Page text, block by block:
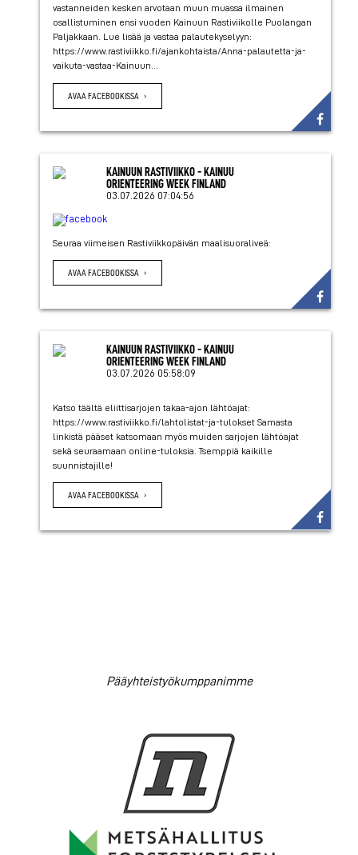
vastanneiden kesken arvotaan muun muassa ilmainen
osallistuminen ensi vuoden Kainuun Rastiviikolle Puolangan
Paljakkaan. Lue lisää ja vastaa palautekyselyyn:
https://www.rastiviikko.fi/ajankohtaista/Anna-palautetta-ja-
vaikuta-vastaa-Kainuun...
AVAA FACEBOOKISSA
KAINUUN RASTIVIIKKO - KAINUU
ORIENTEERING WEEK FINLAND
03.07.2026 07:04:56
Seuraa viimeisen Rastiviikkopäivän maalisuoraliveä:
AVAA FACEBOOKISSA
KAINUUN RASTIVIIKKO - KAINUU
ORIENTEERING WEEK FINLAND
03.07.2026 05:58:09
Katso täältä eliittisarjojen takaa-ajon lähtöajat:
https://www.rastiviikko.fi/lahtolistat-ja-tulokset Samasta
linkistä pääset katsomaan myös muiden sarjojen lähtöajat
sekä seuraamaan online-tuloksia. Tsemppiä kaikille
suunnistajille!
AVAA FACEBOOKISSA
Pääyhteistyökumppanimme